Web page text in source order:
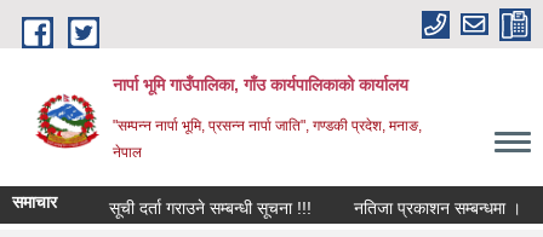
Skip to main content
नार्पा भूमि गाउँपालिका, गाँउ कार्यपालिकाको कार्यालय
"सम्पन्न नार्पा भूमि, प्रसन्न नार्पा जाति", गण्डकी प्रदेश, मनाङ,
नेपाल
समाचार सूची दर्ता गराउने सम्बन्धी सूचना !!! नतिजा प्रकाशन सम्बन्धमा ।